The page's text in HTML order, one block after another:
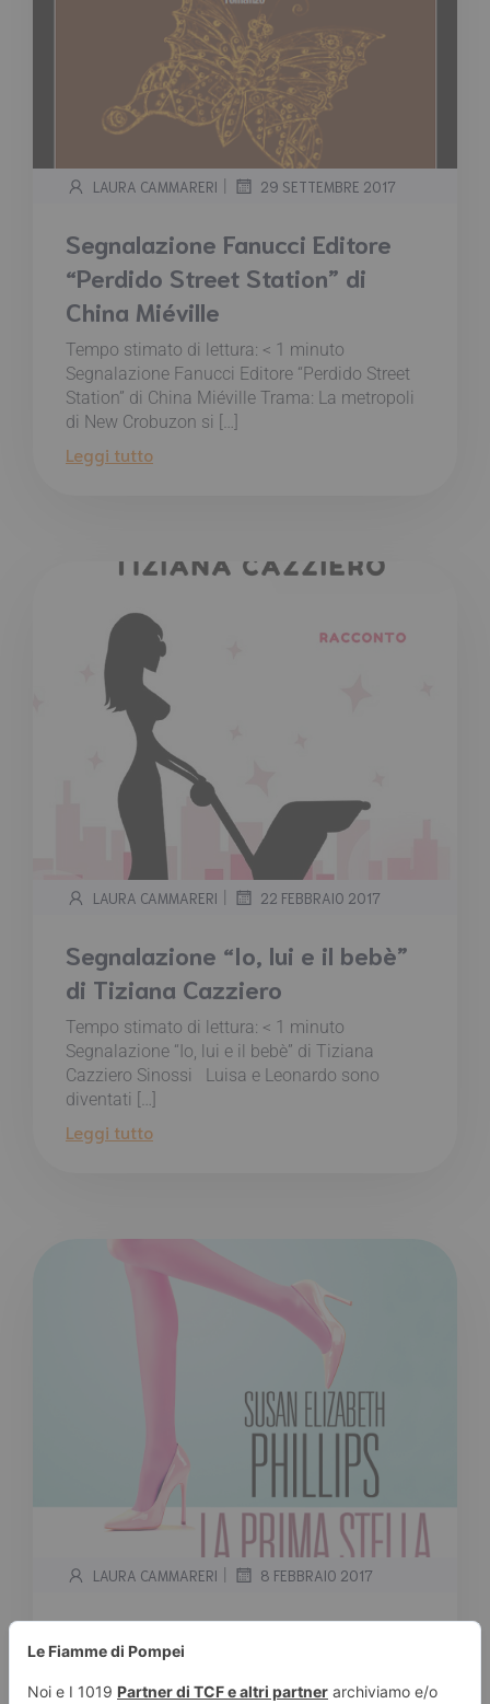
LAURA CAMMARERI | 29 SETTEMBRE 2017
Segnalazione Fanucci Editore
“Perdido Street Station” di
China Miéville
Tempo stimato di lettura: < 1 minuto
Segnalazione Fanucci Editore “Perdido Street
Station” di China Miéville Trama: La metropoli
di New Crobuzon si […]
Leggi tutto
LAURA CAMMARERI | 22 FEBBRAIO 2017
Segnalazione “Io, lui e il bebè”
di Tiziana Cazziero
Tempo stimato di lettura: < 1 minuto
Segnalazione “Io, lui e il bebè” di Tiziana
Cazziero Sinossi Luisa e Leonardo sono
diventati […]
Leggi tutto
LAURA CAMMARERI | 8 FEBBRAIO 2017
Segnalazione Leggereditore “La
prima stella della notte” di S.E.